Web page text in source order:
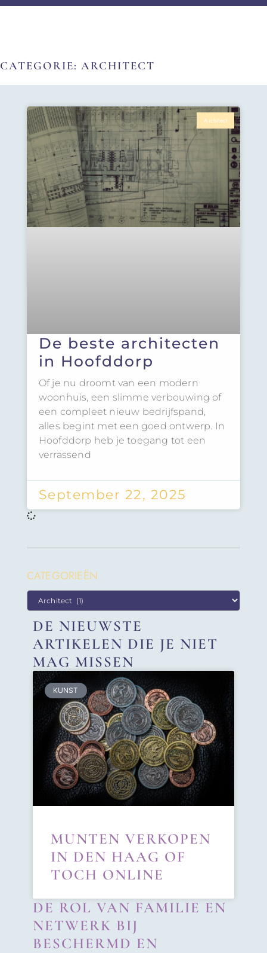
CATEGORIE: ARCHITECT
CATEGORIEËN
DE NIEUWSTE
ARTIKELEN DIE JE NIET
MAG MISSEN
KUNST
MUNTEN VERKOPEN
IN DEN HAAG OF
TOCH ONLINE
DE ROL VAN FAMILIE EN
NETWERK BIJ
BESCHERMD EN
Architect
De beste architecten
in Hoofddorp
Of je nu droomt van een modern
woonhuis, een slimme verbouwing of
een compleet nieuw bedrijfspand,
alles begint met een goed ontwerp. In
Hoofddorp heb je toegang tot een
verrassend
September 22, 2025